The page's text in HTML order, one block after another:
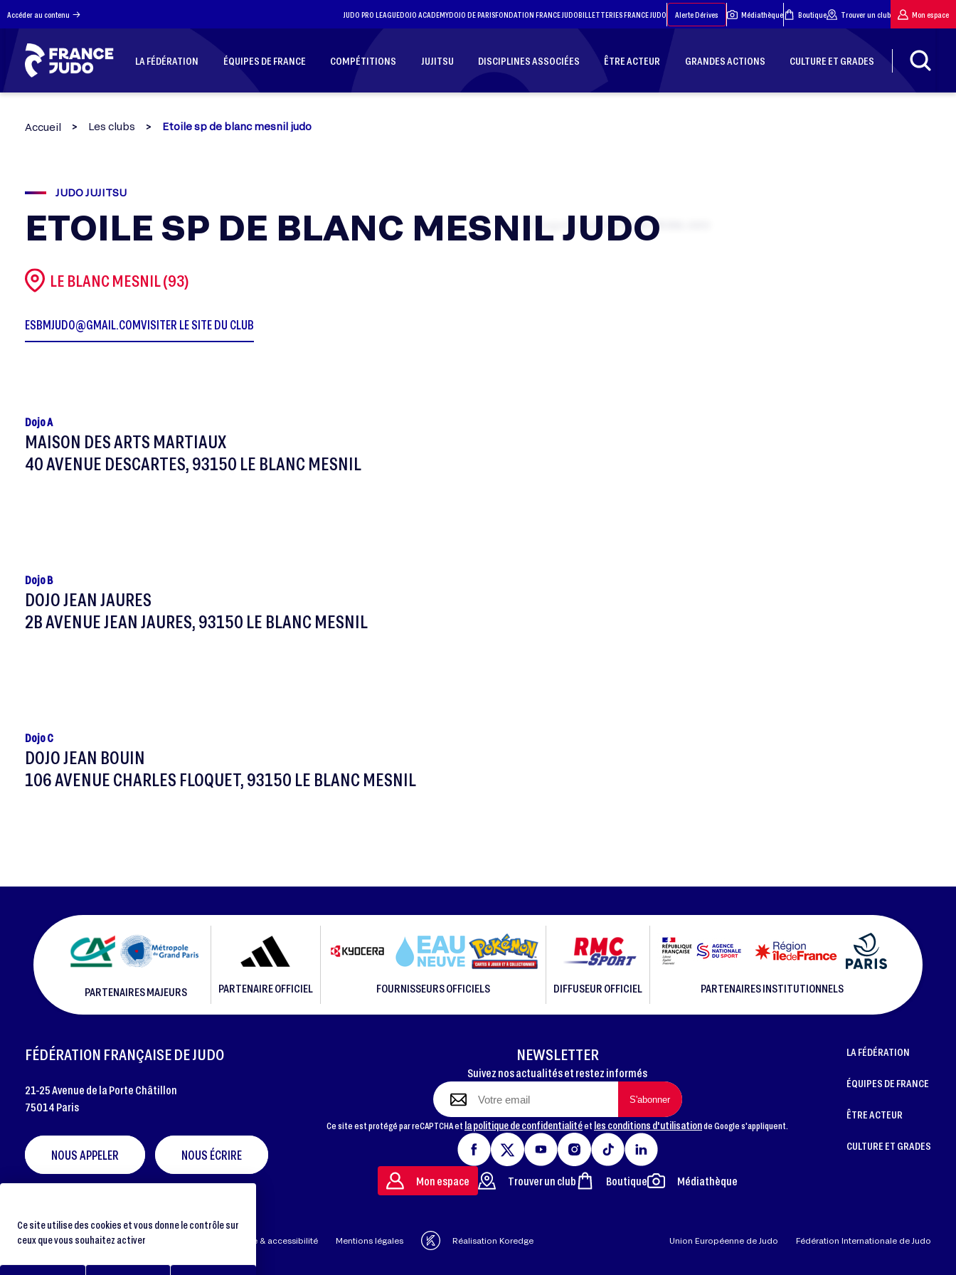
Accéder au contenu JUDO PRO LEAGUEDOJO ACADEMYDOJO DE PARISFONDATION FRANCE JUDOBILLETTERIES FRANCE JUDO Alerte Dérives Médiathèque Boutique Trouver un club Mon espace
LA FÉDÉRATION ÉQUIPES DE FRANCE COMPÉTITIONS JUJITSU DISCIPLINES ASSOCIÉES ÊTRE ACTEUR GRANDES ACTIONS CULTURE ET GRADES
Accueil Les clubs Etoile sp de blanc mesnil judo
JUDO JUJITSU
ETOILE SP DE BLANC MESNIL JUDO
LE BLANC MESNIL (93)
ESBMJUDO@GMAIL.COMVISITER LE SITE DU CLUB
Dojo A
MAISON DES ARTS MARTIAUX
40 AVENUE DESCARTES, 93150 LE BLANC MESNIL
Dojo B
DOJO JEAN JAURES
2B AVENUE JEAN JAURES, 93150 LE BLANC MESNIL
Dojo C
DOJO JEAN BOUIN
106 AVENUE CHARLES FLOQUET, 93150 LE BLANC MESNIL
PARTENAIRES MAJEURS PARTENAIRE OFFICIEL FOURNISSEURS OFFICIELS DIFFUSEUR OFFICIEL PARTENAIRES INSTITUTIONNELS
FOOTER
FÉDÉRATION FRANÇAISE DE JUDO
21-25 Avenue de la Porte Châtillon
75014 Paris
NOUS APPELER NOUS ÉCRIRE
NEWSLETTER
Suivez nos actualités et restez informés
Ce site est protégé par reCAPTCHA et la politique de confidentialitéet les conditions d'utilisationde Google s'appliquent.
Mon espace Trouver un club Boutique Médiathèque
LA FÉDÉRATION
ÉQUIPES DE FRANCE
ÊTRE ACTEUR
CULTURE ET GRADES
Préférences cookies Protection des données Aide & accessibilité Mentions légales Réalisation Koredge Union Européenne de Judo Fédération Internationale de Judo
Panneau de gestion des cookies
Ce site utilise des cookies et vous donne le contrôle sur
ceux que vous souhaitez activer